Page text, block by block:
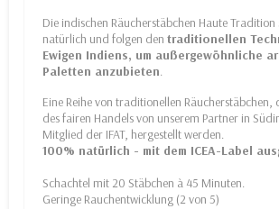
Die indischen Räucherstäbchen Haute
natürlich und folgen den traditionellen
Ewigen Indiens, um außergewöhnliche
Paletten anzubieten.
Eine Reihe von traditionellen Räucherstäbchen,
des fairen Handels von unserem Partner in
Mitglied der IFAT, hergestellt werden.
100% natürlich - mit dem ICEA-Label
Schachtel mit 20 Stäbchen à 45 Minuten.
Geringe Rauchentwicklung (2 von 5)